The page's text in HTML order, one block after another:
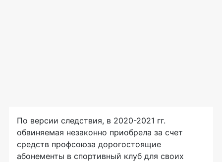
По версии следствия, в 2020-2021 гг.
обвиняемая незаконно приобрела за счет
средств профсоюза дорогостоящие
абонементы в спортивный клуб для своих